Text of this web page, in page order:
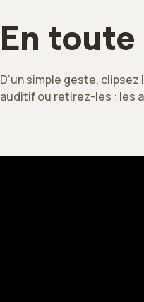
En
D’un simple geste,
auditif ou retirez-les : les